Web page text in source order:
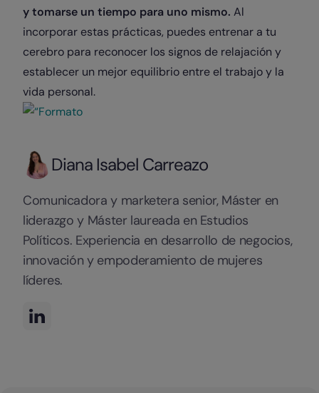
y tomarse un tiempo para uno mismo. Al
incorporar estas prácticas, puedes entrenar a tu
cerebro para reconocer los signos de relajación y
establecer un mejor equilibrio entre el trabajo y la
vida personal.
Diana Isabel Carreazo
Comunicadora y marketera senior, Máster en
liderazgo y Máster laureada en Estudios
Políticos. Experiencia en desarrollo de negocios,
innovación y empoderamiento de mujeres
líderes.